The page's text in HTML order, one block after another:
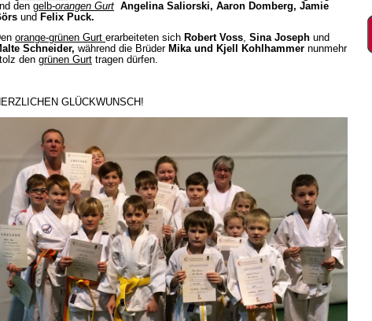
den gelb-orangen Gurt Angelina Saliorski, Aaron Domberg, Jamie
und Felix Puck.
en orange-grünen Gurt erarbeiteten sich Robert Voss, Sina Joseph und
Schneider, während die Brüder Mika und Kjell Kohlhammer nunmehr
den grünen Gurt tragen dürfen.
GLÜCKWUNSCH!